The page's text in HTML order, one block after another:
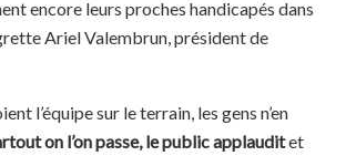
encore leurs proches handicapés dans
Ariel Valembrun, président de
l’équipe sur le terrain, les gens n’en
on l’on passe, le public applauditet